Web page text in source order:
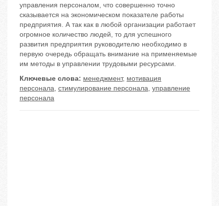
управления персоналом, что совершенно точно
сказывается на экономическом показателе работы
предприятия. А так как в любой организации работает
огромное количество людей, то для успешного
развития предприятия руководителю необходимо в
первую очередь обращать внимание на применяемые
им методы в управлении трудовыми ресурсами.
Ключевые слова: менеджмент, мотивация
персонала, стимулирование персонала, управление
персонала